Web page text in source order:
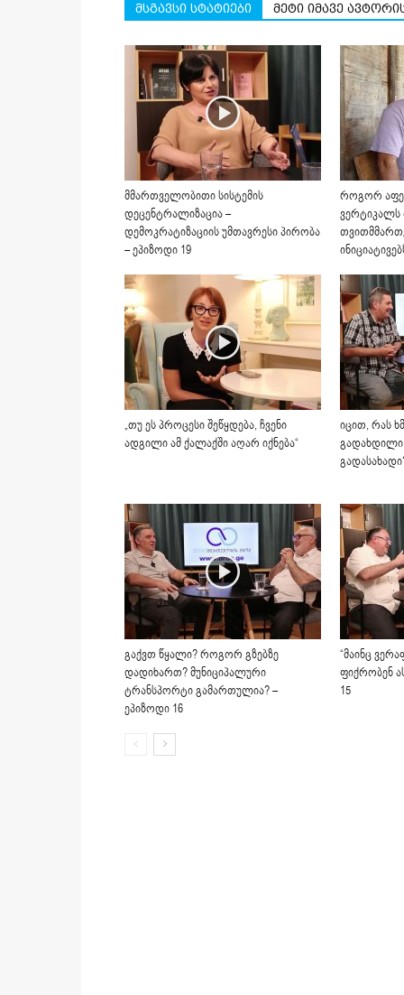
მსგავსი სტატიები მეტი იმავე
მმართველობითი სისტემის
დეცენტრალიზაცია –
დემოკრატიზაციის უმთავრესი პირობა
– ეპიზოდი 19
როგორ
ვერტიკალს
„თუ ეს პროცესი შეწყდება, ჩვენი
ადგილი ამ ქალაქში აღარ იქნება“
იცით, რას
გაქვთ წყალი? როგორ გზებზე
დადიხართ? მუნიციპალური
ტრანსპორტი გამართულია? –
ეპიზოდი 16
“მაინც
ფიქრობენ
15